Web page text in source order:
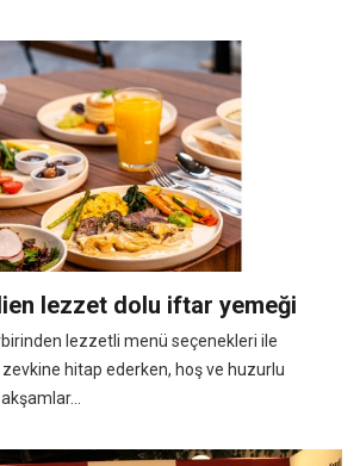
lezzet dolu iftar yemeği
lezzetli menü seçenekleri ile
hitap ederken, hoş ve huzurlu